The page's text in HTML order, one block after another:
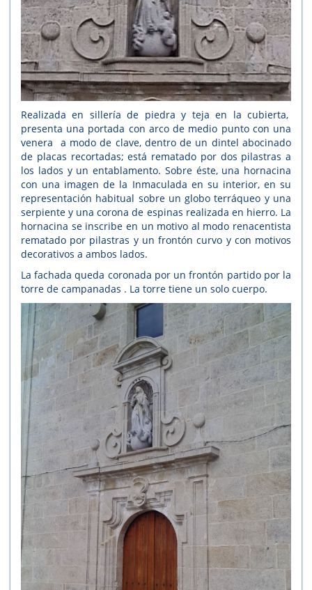
Realizada en sillería de piedra y teja en la cubierta,
presenta una portada con arco de medio punto con una
venera a modo de clave, dentro de un dintel abocinado
de placas recortadas; está rematado por dos pilastras a
los lados y un entablamento. Sobre éste, una hornacina
con una imagen de la Inmaculada en su interior, en su
representación habitual sobre un globo terráqueo y una
serpiente y una corona de espinas realizada en hierro. La
hornacina se inscribe en un motivo al modo renacentista
rematado por pilastras y un frontón curvo y con motivos
decorativos a ambos lados.
La fachada queda coronada por un frontón partido por la
torre de campanadas . La torre tiene un solo cuerpo.